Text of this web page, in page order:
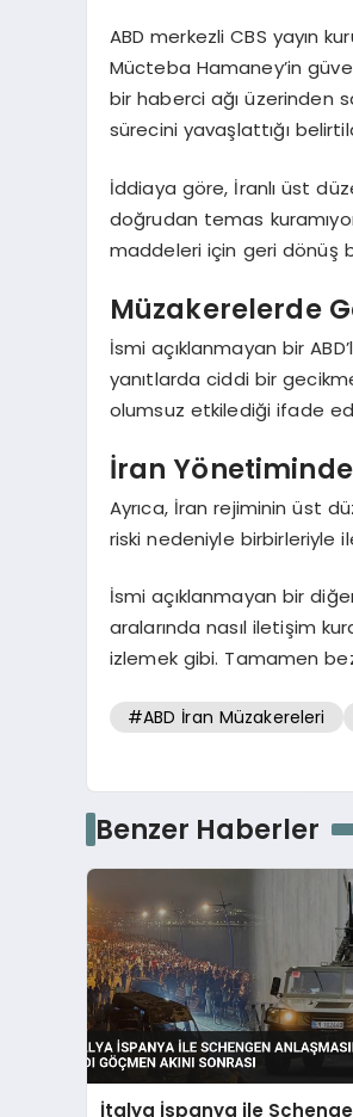
ABD merkezli CBS yayın
Mücteba Hamaney’in
bir haberci ağı üzerinden
sürecini yavaşlattığı
İddiaya göre, İranlı üst
doğrudan temas
maddeleri için geri dönüş
Müzakerelerde
İsmi açıklanmayan bir
yanıtlarda ciddi bir
olumsuz etkilediği ifade
İran
Ayrıca, İran rejiminin üst
riski nedeniyle birbirleriyle
İsmi açıklanmayan bir
aralarında nasıl iletişim
izlemek gibi. Tamamen
#ABD İran Müzakereleri
Benzer Haberler
İtalya İspanya ile